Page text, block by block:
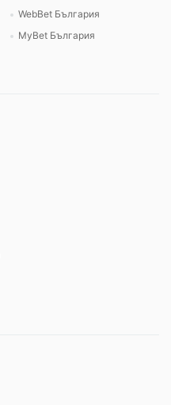
WebBet България
MyBet България